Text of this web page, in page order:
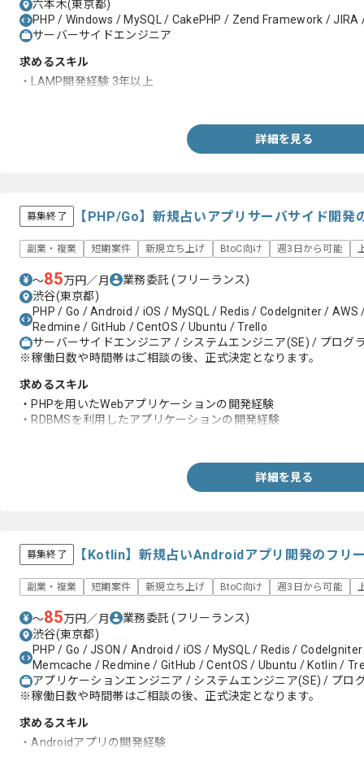
六本木(東京都)
PHP / Windows / MySQL / CakePHP / Zend Framework / JIRA
サーバーサイドエンジニア
求めるスキル
・LAMP開発経験 3年以上
詳細を見る
募集終了 【PHP/Go】新規占いアプリサーバサイド開発
副業・複業 短期案件 新規立ち上げ BtoC向け 週3日から可能
〜85万円／月 業務委託(フリーランス)
渋谷(東京都)
PHP / Go / Android / iOS / MySQL / Redis / CodeIgniter /
Redmine / GitHub / CentOS / Ubuntu / Trello
サーバーサイドエンジニア / システムエンジニア(SE) / プログ
※稼働日数や時間帯はご相談の後、正式決定となります。
求めるスキル
・PHPを用いたWebアプリケーションの開発経験
・RDBMSを利用したアプリケーションの開発経験
詳細を見る
募集終了 【Kotlin】新規占いAndroidアプリ開発のフリ
副業・複業 短期案件 新規立ち上げ BtoC向け 週3日から可能
〜85万円／月 業務委託(フリーランス)
渋谷(東京都)
PHP / Go / JSON / Android / iOS / MySQL / Redis /
Memcache / Redmine / GitHub / CentOS / Ubuntu / Kotlin /
アプリケーションエンジニア / システムエンジニア(SE) / プロ
※稼働日数や時間帯はご相談の後、正式決定となります。
求めるスキル
・Androidアプリの開発経験